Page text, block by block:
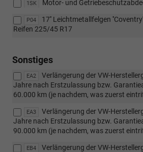
TSI
1SK Motor- und
P04
17'' Leichtmetallfelgen
Reifen 225/45 R17
Sonstiges
EA2
Verlängerung der VW-
Jahre nach Erstzulassung bzw.
60.000 km (je nachdem, was zuerst
EA3
Verlängerung der VW-
Jahre nach Erstzulassung bzw.
90.000 km (je nachdem, was zuerst
EB4
Verlängerung der VW-